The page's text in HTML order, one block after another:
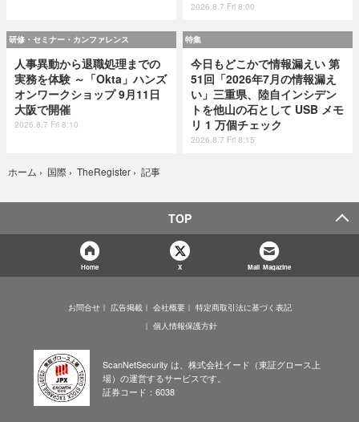
2026.8.7 Fri 8:00
研修・セミナー・カンファレンス
人事異動から退職処理までの
実務を体験 ～「Okta」ハンズ
オンワークショップ 9月11日
大阪で開催
2026.8.7 Fri 8:10
特集
今日もどこかで情報漏えい 第
51回「2026年7月の情報漏え
い」三重県、陸自インシデン
トを他山の石として USB メモ
リ 1 万個チェック
2026.8.7 Fri 8:15
ホーム › 国際 › TheRegister › 記事
TOP
Home X Mail Magazine
お問合せ 広告掲載 会社概要
特定商取引法に基づく表記
個人情報保護方針
ScanNetSecurity は、株式会社イード（東証グロース上
場）の運営するサービスです。
証券コード：6038